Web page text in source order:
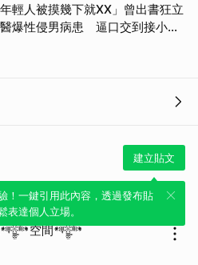
年輕人被摸幾下就XX」曾出書狂立
爆性侵男病患 逼口交到接小孩
建立貼文
！一鍵引用此內容，透過發布貼
表達個人立場。
𒀱空間𒀱